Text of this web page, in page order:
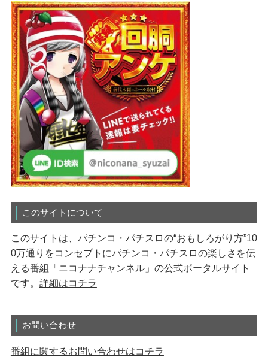
このサイトについて
このサイトは、パチンコ・パチスロの“おもしろがり方”10
0万通りをコンセプトにパチンコ・パチスロの楽しさを伝
える番組「ニコナナチャンネル」の公式ポータルサイト
です。 詳細はコチラ
お問い合わせ
番組に関するお問い合わせはコチラ